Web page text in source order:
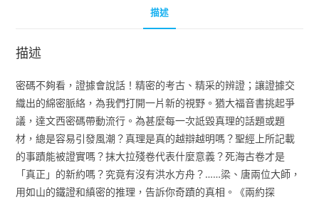
描述
描述
密碼不夠看，證據會說話！精密的考古、精采的辨證；讓證據交
織出的綿密脈絡，為我們打開一片新的視野。猶大福音書挑起爭
議，達文西密碼帶動流行。為甚麼每一次詆毀真理的話題或題
材，總是容易引發風潮？真理是真的越辯越明嗎？聖經上所記載
的事蹟能被證實嗎？抹大拉殘卷代表什麼意義？死海古卷才是
「真正」的新約嗎？究竟有沒有洪水方舟？……梁、唐兩位大師，
用如山的鐵證和縝密的推理，告訴你奇蹟的真相。《兩約探